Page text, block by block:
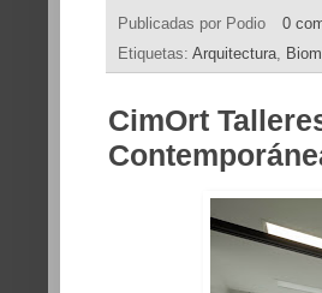
Publicadas por Podio
0
Etiquetas: Arquitectura
CimOrt